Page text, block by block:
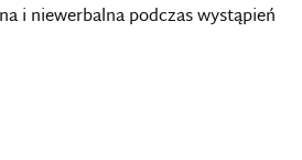
i niewerbalna podczas wystąpień